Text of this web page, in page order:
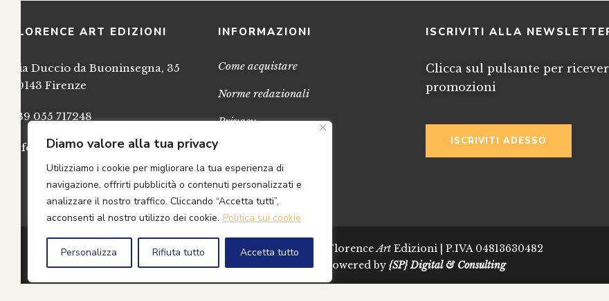
Diamo valore alla tua privacy
Utilizziamo i cookie per migliorare la tua esperienza di
navigazione, offrirti pubblicità o contenuti personalizzati e
analizzare il nostro traffico. Cliccando “Accetta tutti”,
acconsenti al nostro utilizzo dei cookie. Politica sui cookie
Personalizza Rifiuta tutto Accetta tutto
FLORENCE ART EDIZIONI
Via Duccio da Buoninsegna, 35
50143 Firenze
+39 055 717248
info@FlorenceArtEdizioni.com
INFORMAZIONI
Come acquistare
Norme redazionali
Privacy
Credits
ISCRIVITI ALLA
Clicca sul pulsante per
promozioni
ISCRIVITI ADESSO
© 2024 Florence Art Edizioni | P.IVA 04813630482
Powered by {SP} Digital & Consulting